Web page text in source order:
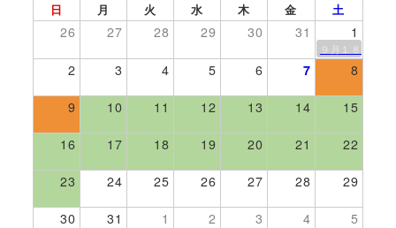
日 月 火 水 木 金 土
26 27 28 29 30 31 1
９月１８日伊
2 3 4 5 6 7 8
9 10 11 12 13 14 15
16 17 18 19 20 21 22
23 24 25 26 27 28 29
30 31 1 2 3 4 5